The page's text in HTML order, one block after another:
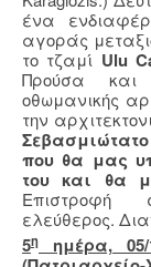
ένα
αγοράς
το τζαμί Ulu
Προύσα και
οθωμανικής
την
που θα μας
του και θα
Επιστροφή
ελεύθερος.
5η
ημέρα, 05/